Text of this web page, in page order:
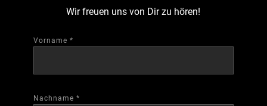
Wir freuen uns von Dir zu hören!
Vorname *
Nachname *